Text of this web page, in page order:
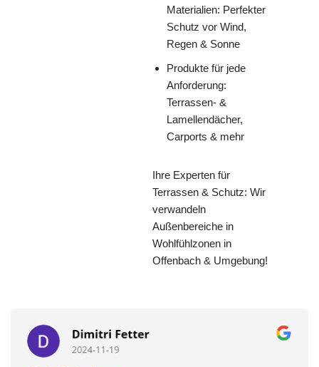
Materialien: Perfekter
Schutz vor Wind,
Regen & Sonne
Produkte für jede
Anforderung:
Terrassen- &
Lamellendächer,
Carports & mehr
Ihre Experten für
Terrassen & Schutz: Wir
verwandeln
Außenbereiche in
Wohlfühlzonen in
Offenbach & Umgebung!